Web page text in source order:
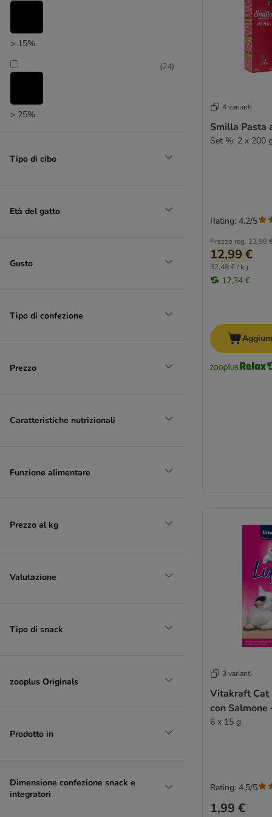
> 15%
> 25%
(24)
Tipo di cibo
Età del gatto
Gusto
Tipo di confezione
Prezzo
Caratteristiche nutrizionali
Funzione alimentare
Prezzo al kg
Valutazione
Tipo di snack
zooplus Originals
Prodotto in
Dimensione confezione snack e
integratori
4 varianti
Smilla Pasta
Set %: 2 x 200 g
Prezzo reg. 13,98
12,99 €
32,48 € / kg
12,34 €
Rating: 4.2/5
3 varianti
Vitakraft Cat
con Salmone
6 x 15 g
1,99 €
Rating: 4.5/5